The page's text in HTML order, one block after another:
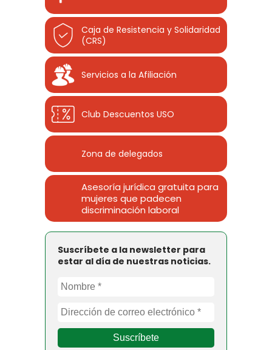
Caja de Resistencia y Solidaridad
(CRS)
Servicios a la Afiliación
Club Descuentos USO
Zona de delegados
Asesoría jurídica gratuita para
mujeres que padecen
discriminación laboral
Suscríbete a la newsletter para
estar al día de nuestras noticias.